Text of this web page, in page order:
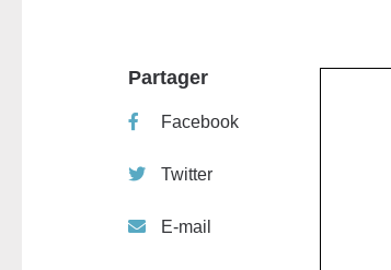
Partager
Facebook
Twitter
E-mail